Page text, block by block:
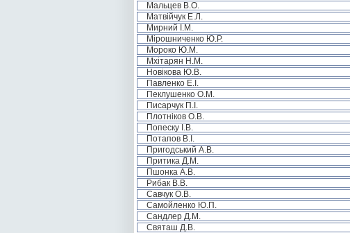
Мальцев В.О.
Матвійчук Е.Л.
Мирний І.М.
Мірошниченко Ю.Р.
Мороко Ю.М.
Мхітарян Н.М.
Новікова Ю.В.
Павленко Е.І.
Пеклушенко О.М.
Писарчук П.І.
Плотніков О.В.
Попеску І.В.
Потапов В.І.
Пригодський А.В.
Притика Д.М.
Пшонка А.В.
Рибак В.В.
Савчук О.В.
Самойленко Ю.П.
Сандлер Д.М.
Святаш Д.В.